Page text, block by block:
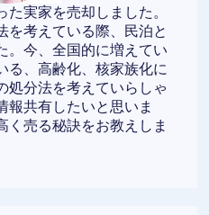
実家を売却しました。
を考えている際、民泊と
。今、全国的に増えてい
る、高齢化、核家族化に
処分法を考えていらしゃ
報共有したいと思いま
く売る秘訣をお教えしま